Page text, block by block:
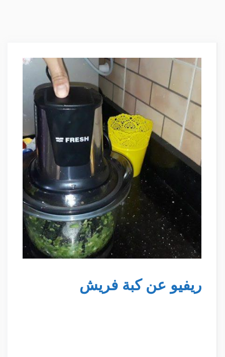
ريفيو عن كبة فريش